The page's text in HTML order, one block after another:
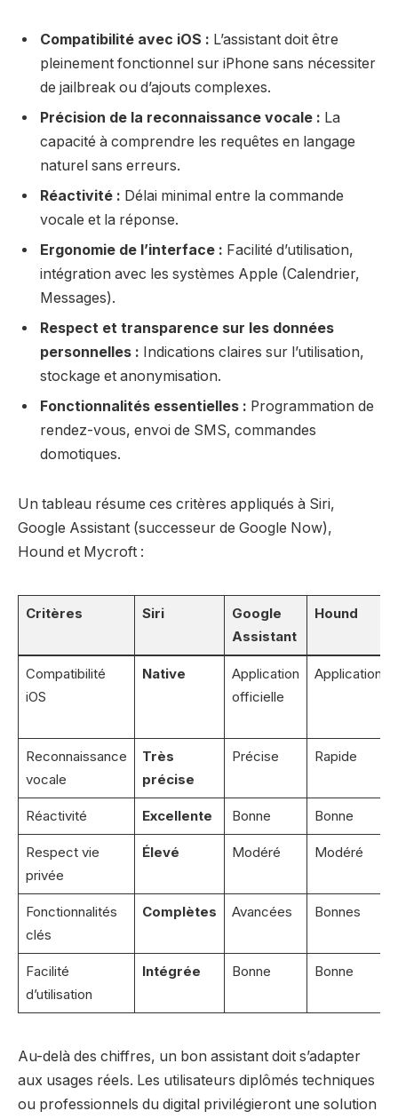
Compatibilité avec iOS : L’assistant doit être
pleinement fonctionnel sur iPhone sans nécessiter
de jailbreak ou d’ajouts complexes.
Précision de la reconnaissance vocale : La
capacité à comprendre les requêtes en langage
naturel sans erreurs.
Réactivité : Délai minimal entre la commande
vocale et la réponse.
Ergonomie de l’interface : Facilité d’utilisation,
intégration avec les systèmes Apple (Calendrier,
Messages).
Respect et transparence sur les données
personnelles : Indications claires sur l’utilisation,
stockage et anonymisation.
Fonctionnalités essentielles : Programmation de
rendez-vous, envoi de SMS, commandes
domotiques.
Un tableau résume ces critères appliqués à Siri,
Google Assistant (successeur de Google Now),
Hound et Mycroft :
Critères Siri
Google
Assistant
Hound
Compatibilité
iOS
Native
Application
officielle
Application
Reconnaissance
vocale
Très
précise
Précise Rapide
Réactivité Excellente Bonne Bonne
Respect vie
privée
Élevé Modéré Modéré
Fonctionnalités
clés
Complètes Avancées Bonnes
Facilité
d’utilisation
Intégrée Bonne Bonne
Au-delà des chiffres, un bon assistant doit s’adapter
aux usages réels. Les utilisateurs diplômés techniques
ou professionnels du digital privilégieront une solution